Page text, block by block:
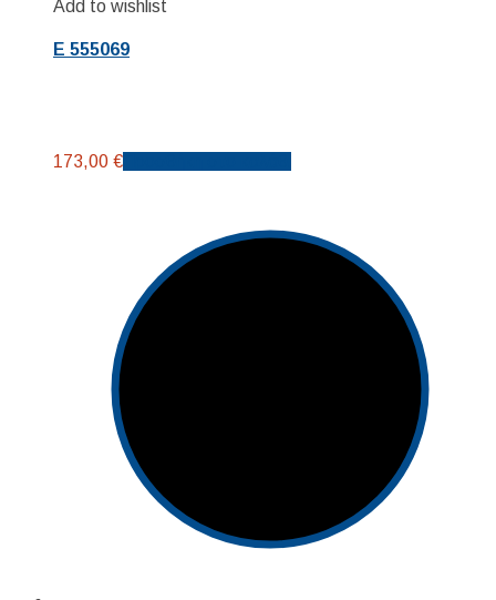
Add to wishlist
E 555069
173,00 €